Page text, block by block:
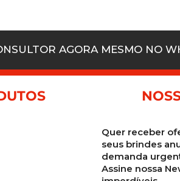
AGORA MESMO NO
Quer receber
seus brindes
demanda
Assine nossa